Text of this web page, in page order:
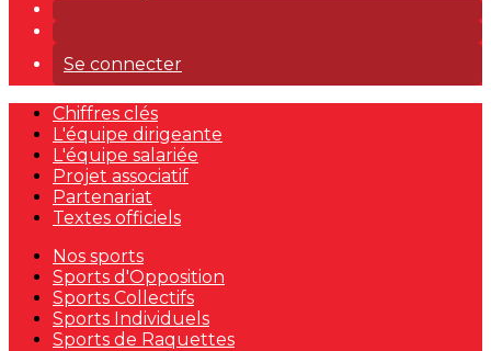
Se connecter
Chiffres clés
L'équipe dirigeante
L'équipe salariée
Projet associatif
Partenariat
Textes officiels
Nos sports
Sports d'Opposition
Sports Collectifs
Sports Individuels
Sports de Raquettes